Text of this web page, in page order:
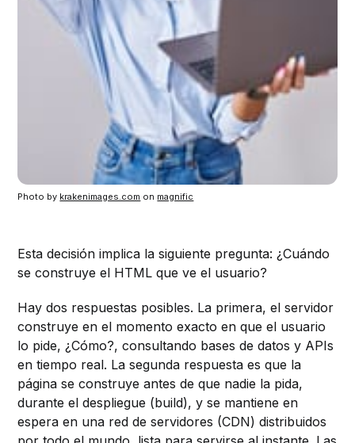
Photo by krakenimages.com on magnific
Esta decisión implica la siguiente pregunta: ¿Cuándo
se construye el HTML que ve el usuario?
Hay dos respuestas posibles. La primera, el servidor
construye en el momento exacto en que el usuario
lo pide, ¿Cómo?, consultando bases de datos y APIs
en tiempo real. La segunda respuesta es que la
página se construye antes de que nadie la pida,
durante el despliegue (build), y se mantiene en
espera en una red de servidores (CDN) distribuidos